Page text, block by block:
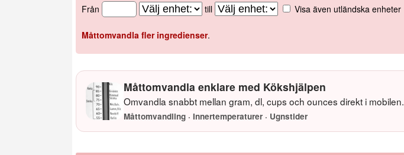
Från
till Visa även utländska enheter
Måttomvandla fler ingredienser.
Måttomvandla enklare med Kökshjälpen
Omvandla snabbt mellan gram, dl, cups och ounces direkt i mobilen.
Måttomvandling · Innertemperaturer · Ugnstider